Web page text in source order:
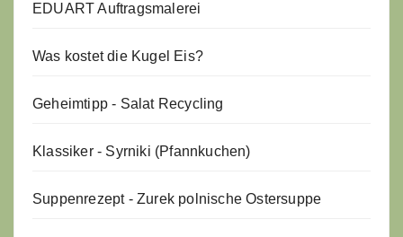
EDUART Auftragsmalerei
Was kostet die Kugel Eis?
Geheimtipp - Salat Recycling
Klassiker - Syrniki (Pfannkuchen)
Suppenrezept - Zurek polnische Ostersuppe